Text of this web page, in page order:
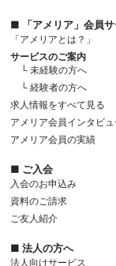
■ 「アメリア」会員サ
「アメリアとは？」
サービスのご案内
└ 未経験の方へ
└ 経験者の方へ
求人情報をすべて見る
アメリア会員インタビュ
アメリア会員の実績
■ ご入会
入会のお申込み
資料のご請求
ご友人紹介
■ 法人の方へ
法人向けサービス